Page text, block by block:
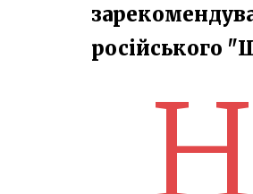
російського
Н